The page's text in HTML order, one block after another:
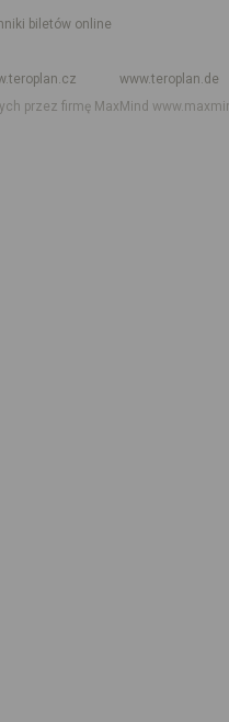
biletów online
www.teroplan.de
przez firmę MaxMind